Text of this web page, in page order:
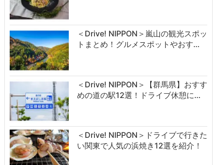
＜Drive! NIPPON＞嵐山の観光スポッ
トまとめ！グルメスポットやおす…
＜Drive! NIPPON＞【群馬県】おすす
めの道の駅12選！ドライブ休憩に…
＜Drive! NIPPON＞ドライブで行きた
い関東で人気の浜焼き12選を紹介！